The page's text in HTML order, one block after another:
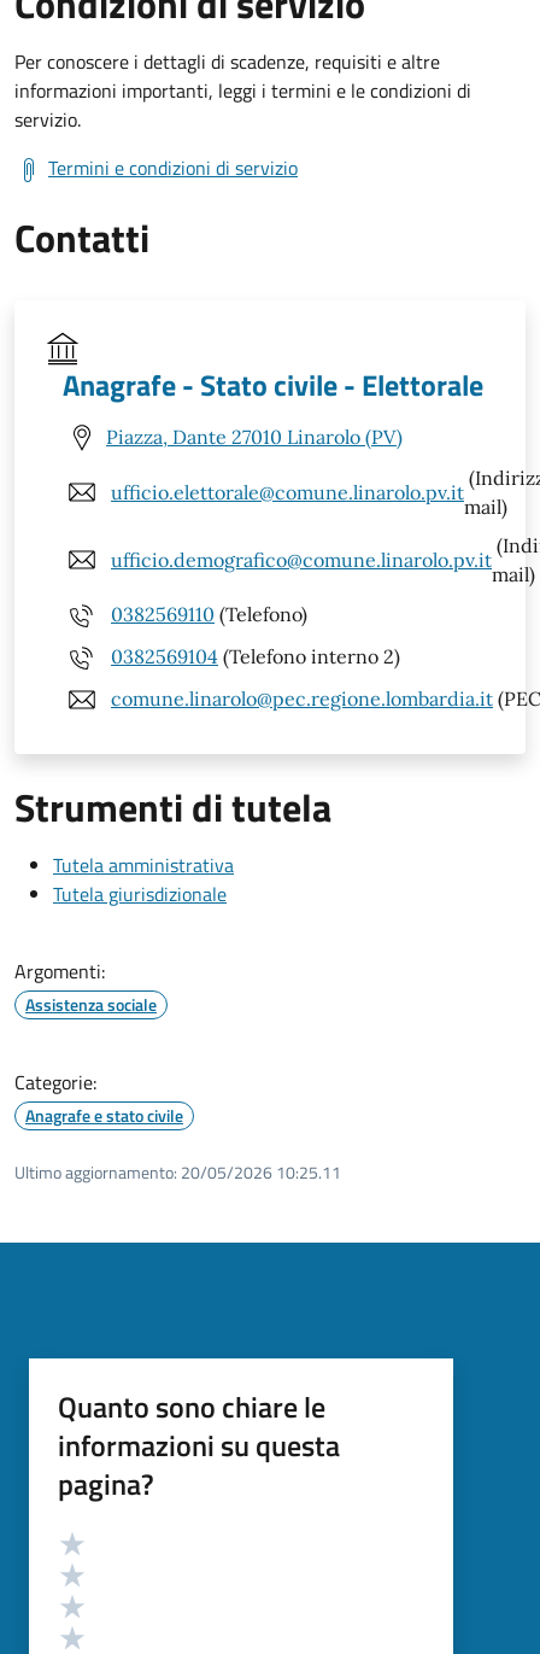
Per conoscere i dettagli di scadenze, requisiti e altre
informazioni importanti, leggi i termini e le condizioni di
servizio.
Termini e condizioni di servizio
Contatti
Anagrafe - Stato civile - Elettorale
Piazza, Dante 27010 Linarolo (PV)
ufficio.elettorale@comune.linarolo.pv.it
mail)
ufficio.demografico@comune.linarolo.pv.it
mail)
0382569110 (Telefono)
0382569104 (Telefono interno 2)
comune.linarolo@pec.regione.lombardia.it
Strumenti di tutela
Tutela amministrativa
Tutela giurisdizionale
Argomenti:
Assistenza sociale
Categorie:
Anagrafe e stato civile
Ultimo aggiornamento: 20/05/2026 10:25.11
Quanto sono chiare le
informazioni su questa
pagina?
Valutazione